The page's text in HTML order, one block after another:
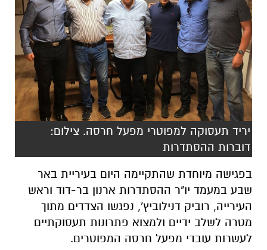
יריד תעסוקה למפוטרי מפעל חרסה. צילום:
דוברות ההסתדרות
בפגישה מיוחדת שהתקיימה היום בעיריית באר
שבע במעמד יו"ר ההסתדרות ארנון בר-דוד וראש
העירייה, רוביק דנילוביץ', נפגשו הצדדים מתוך
מטרה לשלב ידיים ולמצוא פתרונות תעסוקתיים
לעשרות עובדי מפעל חרסה המפוטרים.